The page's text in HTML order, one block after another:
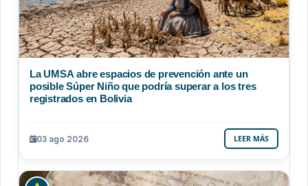
La UMSA abre espacios de prevención ante un
posible Súper Niño que podría superar a los tres
registrados en Bolivia
03 ago 2026 LEER MÁS